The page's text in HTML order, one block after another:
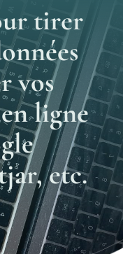
tirer
vos
ligne
etc.